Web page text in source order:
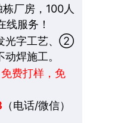
厂房，100人
服务！
光字工艺、②
焊施工。
费打样，免
（电话/微信）